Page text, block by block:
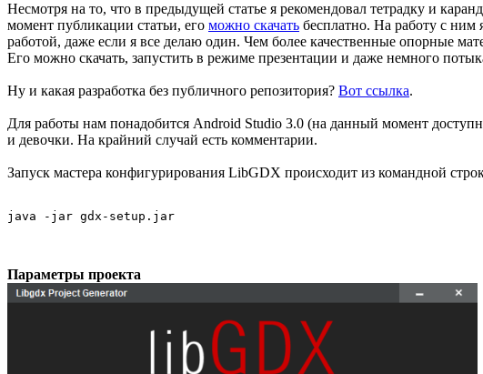
Несмотря на то, что в предыдущей статье я рекомендовал тетрадку и
момент публикации статьи, его можно скачать бесплатно. На работу с ним
работой, даже если я все делаю один. Чем более качественные опорные
Его можно скачать, запустить в режиме презентации и даже немного
Ну и какая разработка без публичного репозитория? Вот ссылка.
Для работы нам понадобится Android Studio 3.0 (на данный момент
и девочки. На крайний случай есть комментарии.
Запуск мастера конфигурирования LibGDX происходит из командной
java -jar gdx-setup.jar
Параметры проекта